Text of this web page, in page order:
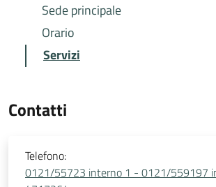
Sede principale
Orario
Servizi
Contatti
Telefono:
0121/55723 interno 1 - 0121/559197